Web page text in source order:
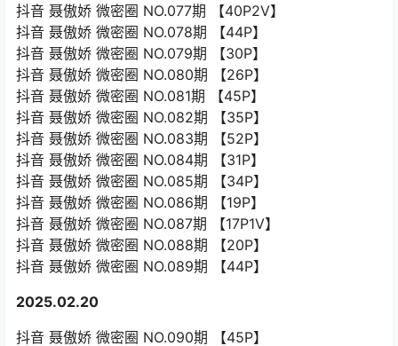
抖音 聂傲娇 微密圈 NO.077期 【40P2V】
抖音 聂傲娇 微密圈 NO.078期 【44P】
抖音 聂傲娇 微密圈 NO.079期 【30P】
抖音 聂傲娇 微密圈 NO.080期 【26P】
抖音 聂傲娇 微密圈 NO.081期 【45P】
抖音 聂傲娇 微密圈 NO.082期 【35P】
抖音 聂傲娇 微密圈 NO.083期 【52P】
抖音 聂傲娇 微密圈 NO.084期 【31P】
抖音 聂傲娇 微密圈 NO.085期 【34P】
抖音 聂傲娇 微密圈 NO.086期 【19P】
抖音 聂傲娇 微密圈 NO.087期 【17P1V】
抖音 聂傲娇 微密圈 NO.088期 【20P】
抖音 聂傲娇 微密圈 NO.089期 【44P】
2025.02.20
抖音 聂傲娇 微密圈 NO.090期 【45P】